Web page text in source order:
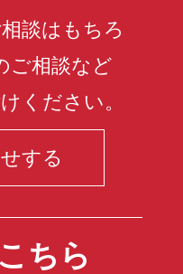
談はもちろ
ご相談など
ください。
する
ちら